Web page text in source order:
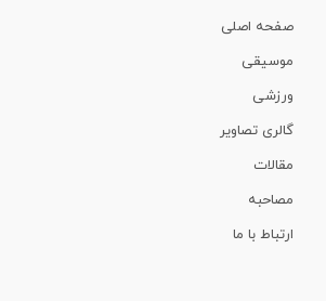
صفحه اصلی
موسیقی
ورزشی
گالری تصاویر
مقالات
مصاحبه
ارتباط با ما